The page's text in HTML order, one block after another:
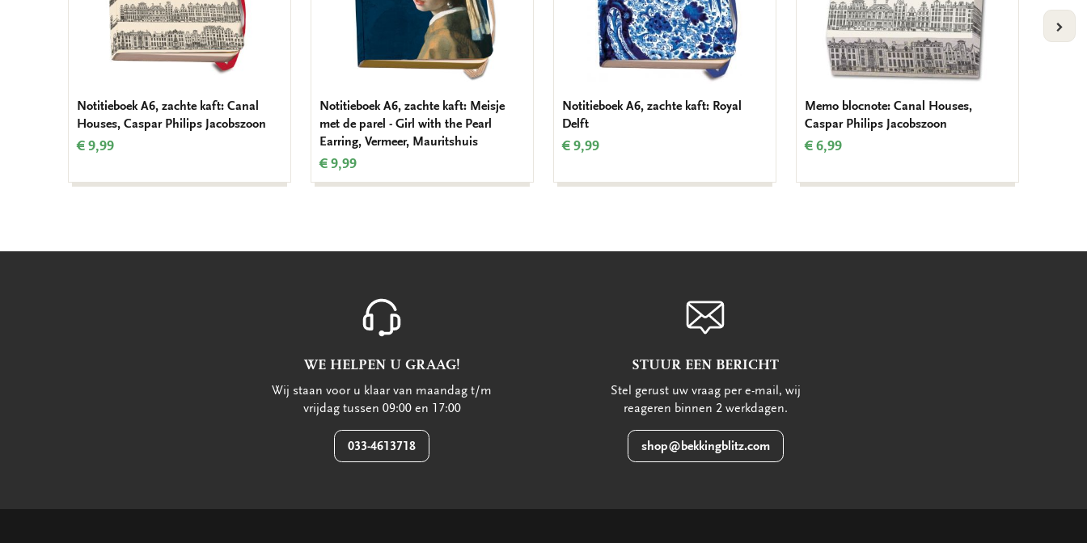
Notitieboek A6, zachte kaft: Canal
Houses, Caspar Philips Jacobszoon
€ 9,99
Notitieboek A6, zachte kaft: Meisje
met de parel - Girl with the Pearl
Earring, Vermeer, Mauritshuis
€ 9,99
Notitieboek A6, zachte kaft: Royal
Delft
€ 9,99
Memo blocnote: Canal Houses,
Caspar Philips Jacobszoon
€ 6,99
WE HELPEN U GRAAG!
Wij staan voor u klaar van maandag t/m
vrijdag tussen 09:00 en 17:00
033-4613718
STUUR EEN BERICHT
Stel gerust uw vraag per e-mail, wij
reageren binnen 2 werkdagen.
shop@bekkingblitz.com